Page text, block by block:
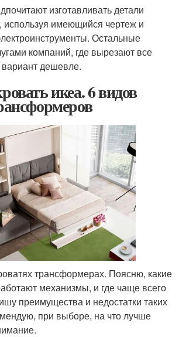
изготавливать детали
используя имеющийся чертеж и
Остальные
компаний, где вырезают все
дешевле.
икеа. 6 видов
трансформерах. Поясню, какие
механизмы, и где чаще всего
преимущества и недостатки таких
при выборе, на что лучше